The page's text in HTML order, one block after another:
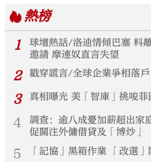
熱榜
1
球壇熱話/洛迪情傾巴塞 料離曼城
邀請 摩連奴直言失望
2 戳穿謊言/全球企業爭相落
3 真相曝光 美「智庫」挑唆菲
4
調查：逾八成憂加薪超出家
促關注外傭借貸及「博炒」
5 「記協」黑箱作業 「改選